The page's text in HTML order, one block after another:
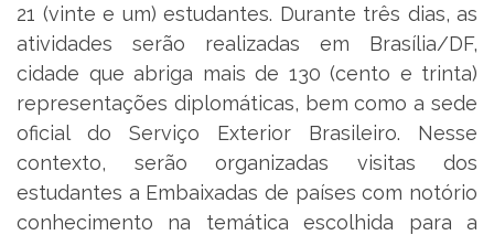
21 (vinte e um) estudantes. Durante três dias, as
atividades serão realizadas em Brasília/DF,
cidade que abriga mais de 130 (cento e trinta)
representações diplomáticas, bem como a sede
oficial do Serviço Exterior Brasileiro. Nesse
contexto, serão organizadas visitas dos
estudantes a Embaixadas de países com notório
conhecimento na temática escolhida para a